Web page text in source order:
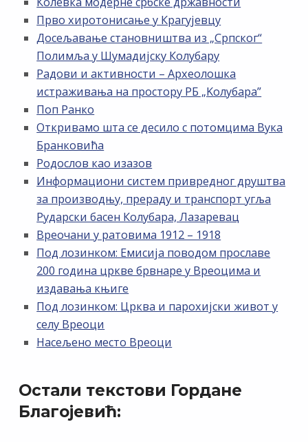
Прво хиротонисање у Крагујевцу
Досељавање становништва из „Српског“
Полимља у Шумадијску Колубару
Радови и активности – Археолошка
истраживања на простору РБ „Kолубара”
Поп Ранко
Откривамо шта се десило с потомцима Вука
Бранковића
Родослов као изазов
Информациони систем привредног друштва
за производњу, прераду и транспорт угља
Рударски басен Колубара, Лазаревац
Вреочани у ратовима 1912 – 1918
Под лозинком: Емисија поводом прославе
200 година цркве брвнаре у Вреоцима и
издавања књиге
Под лозинком: Црква и парохијски живот у
селу Вреоци
Насељено место Вреоци
Остали текстови Гордане
Благојевић: